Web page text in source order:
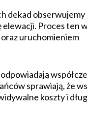
dekad obserwujemy
Proces ten
uruchomieniem
sprawiają, że
koszty i